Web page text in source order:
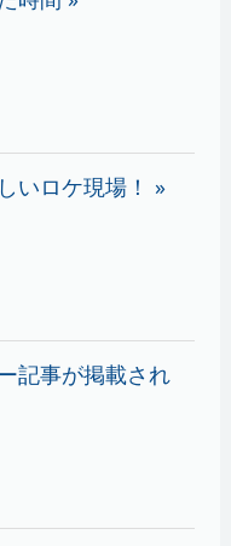
いロケ現場！ »
記事が掲載され